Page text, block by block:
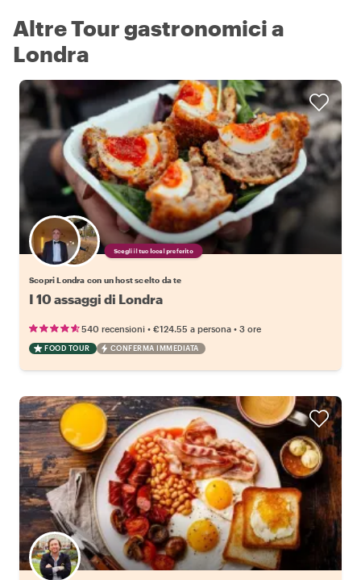
Altre Tour gastronomici a
Londra
Scegli il tuo local preferito
Scopri Londra con un host scelto da te
I 10 assaggi di Londra
540 recensioni • €124.55 a persona • 3 ore
FOOD TOUR CONFERMA IMMEDIATA